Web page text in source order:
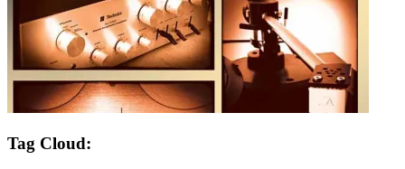
Tag Cloud: